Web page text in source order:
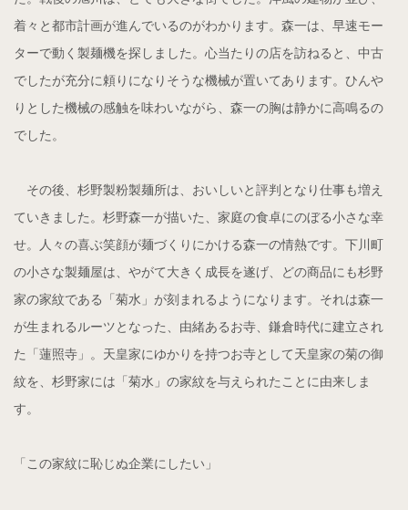
着々と都市計画が進んでいるのがわかります。森一は、早速モー
ターで動く製麺機を探しました。心当たりの店を訪ねると、中古
でしたが充分に頼りになりそうな機械が置いてあります。ひんや
りとした機械の感触を味わいながら、森一の胸は静かに高鳴るの
でした。
その後、杉野製粉製麺所は、おいしいと評判となり仕事も増え
ていきました。杉野森一が描いた、家庭の食卓にのぼる小さな幸
せ。人々の喜ぶ笑顔が麺づくりにかける森一の情熱です。下川町
の小さな製麺屋は、やがて大きく成長を遂げ、どの商品にも杉野
家の家紋である「菊水」が刻まれるようになります。それは森一
が生まれるルーツとなった、由緒あるお寺、鎌倉時代に建立され
た「蓮照寺」。天皇家にゆかりを持つお寺として天皇家の菊の御
紋を、杉野家には「菊水」の家紋を与えられたことに由来しま
す。
「この家紋に恥じぬ企業にしたい」